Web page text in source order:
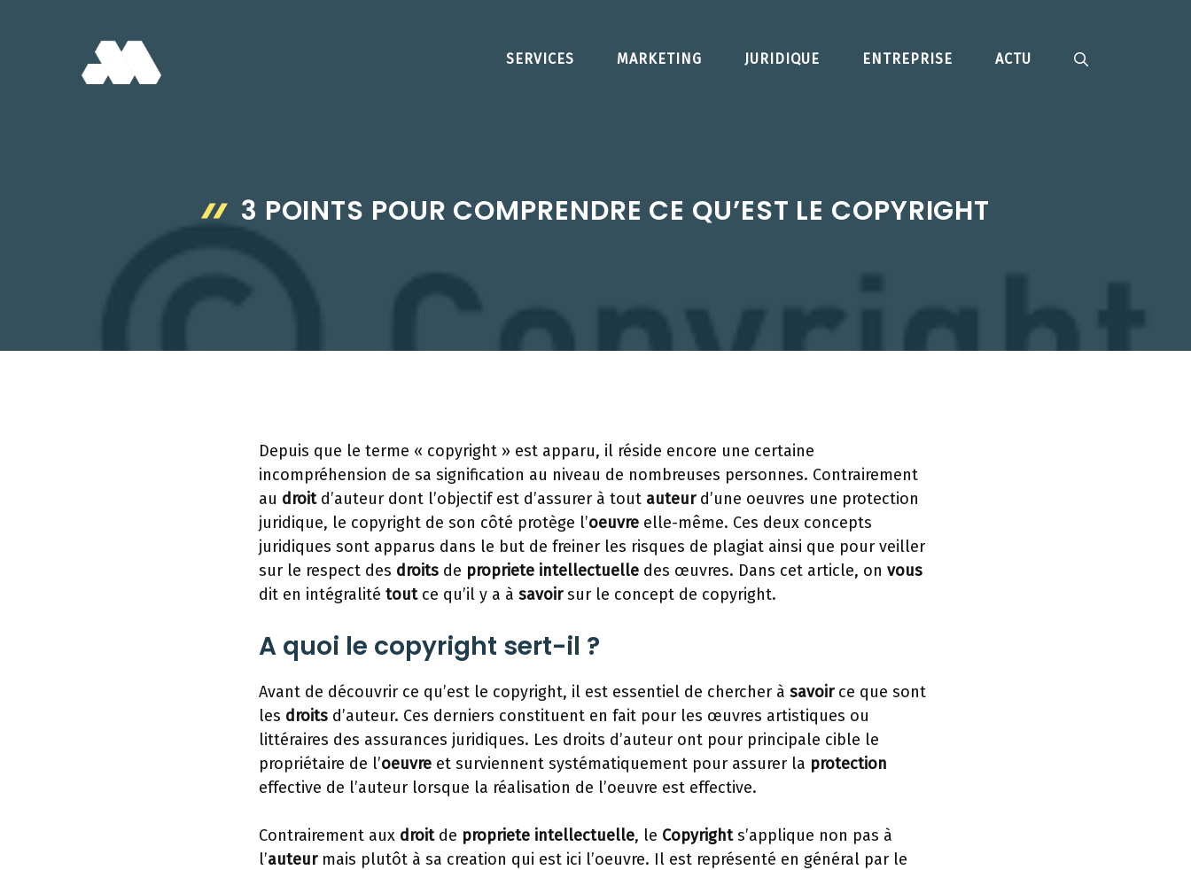
SERVICES MARKETING JURIDIQUE ENTREPRISE ACTU
3 POINTS POUR COMPRENDRE CE QU’EST LE COPYRIGHT
Depuis que le terme « copyright » est apparu, il réside encore une certaine
incompréhension de sa signification au niveau de nombreuses personnes. Contrairement
au droitd’auteur dont l’objectif est d’assurer à tout auteurd’une oeuvres une protection
juridique, le copyright de son côté protège l’oeuvre elle-même. Ces deux concepts
juridiques sont apparus dans le but de freiner les risques de plagiat ainsi que pour veiller
sur le respect des droits de propriete intellectuelle des œuvres. Dans cet article, on vous
dit en intégralité toutce qu’il y a à savoirsur le concept de copyright.
A quoi le copyright sert-il ?
Avant de découvrir ce qu’est le copyright, il est essentiel de chercher à savoirce que sont
les droits d’auteur. Ces derniers constituent en fait pour les œuvres artistiques ou
littéraires des assurances juridiques. Les droits d’auteur ont pour principale cible le
propriétaire de l’oeuvre et surviennent systématiquement pour assurer la protection
effective de l’auteur lorsque la réalisation de l’oeuvre est effective.
Contrairement aux droitde propriete intellectuelle, le Copyrights’applique non pas à
l’auteurmais plutôt à sa creation qui est ici l’oeuvre. Il est représenté en général par le